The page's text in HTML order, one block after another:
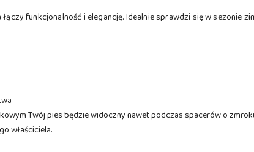
funkcjonalność i elegancję. Idealnie sprawdzi się w sezonie
Twój pies będzie widoczny nawet podczas spacerów o
właściciela.